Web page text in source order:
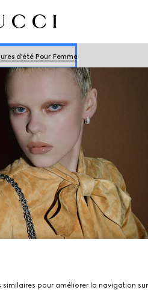
d'été Pour Femme
d'été Pour Homme
d'été Pour Femme
pour améliorer la navigation